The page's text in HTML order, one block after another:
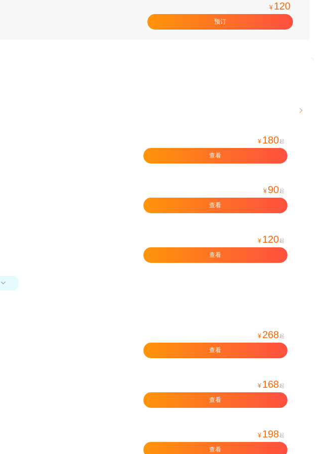
¥ 120
预订

¥ 180 起
查看
¥ 90 起
查看
¥ 120 起
查看

¥ 268 起
查看
¥ 168 起
查看
¥ 198 起
查看